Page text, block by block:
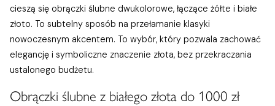
cieszą się obrączki ślubne dwukolorowe, łączące żółte i białe
złoto. To subtelny sposób na przełamanie klasyki
nowoczesnym akcentem. To wybór, który pozwala zachować
elegancję i symboliczne znaczenie złota, bez przekraczania
ustalonego budżetu.
Obrączki ślubne z białego złota do 1000 zł